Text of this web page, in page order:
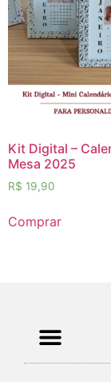
Kit Digital –
Mesa 2025
R$ 19,90
Comprar